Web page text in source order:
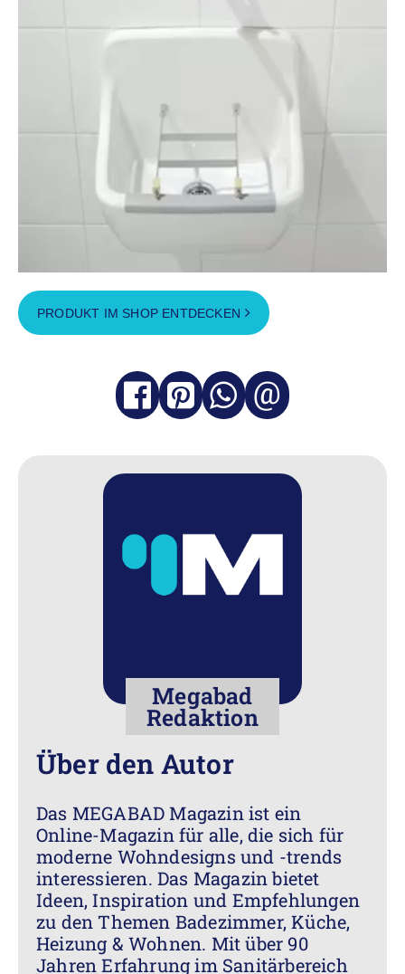
PRODUKT IM SHOP ENTDECKEN
@
Megabad
Redaktion
Über den Autor
Das MEGABAD Magazin ist ein
Online-Magazin für alle, die sich für
moderne Wohndesigns und -trends
interessieren. Das Magazin bietet
Ideen, Inspiration und Empfehlungen
zu den Themen Badezimmer, Küche,
Heizung & Wohnen. Mit über 90
Jahren Erfahrung im Sanitärbereich